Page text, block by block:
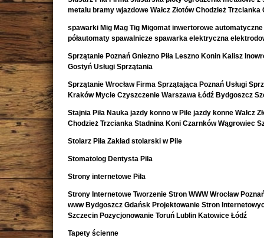
metalu bramy wjazdowe Wałcz Złotów Chodzież Trzcianka
spawarki Mig Mag Tig Migomat inwertorowe automatyczne
półautomaty spawalnicze spawarka elektryczna
Sprzątanie Poznań Gniezno Piła Leszno Konin Kalisz
Gostyń Usługi Sprzątania
Sprzątanie Wrocław Firma Sprzątająca Poznań Usługi
Kraków Mycie Czyszczenie Warszawa Łódź Bydgoszcz
Stajnia Piła Nauka jazdy konno w Pile jazdy konne Wałcz
Chodzież Trzcianka Stadnina Koni Czarnków Wągrowiec
Stolarz Piła Zakład stolarski w Pile
Stomatolog Dentysta Piła
Strony internetowe Piła
Strony Internetowe Tworzenie Stron WWW Wrocław
www Bydgoszcz Gdańsk Projektowanie Stron
Szczecin Pozycjonowanie Toruń Lublin Katowice Łódź
Tapety ścienne